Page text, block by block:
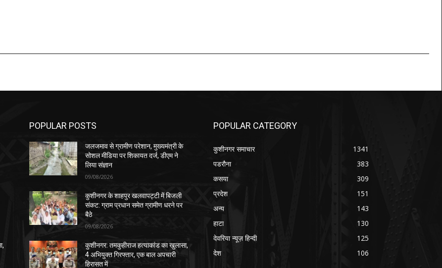
POPULAR POSTS
जलजमाव से ग्रामीण परेशान, मुख्यमंत्री के
सोशल मीडिया पर शिकायत दर्ज, डीएम ने
लिया संज्ञान
09/08/2026
कुशीनगर के शाहपुर खलवापट्टी में बिजली
संकट: ग्राम प्रधान समेत ग्रामीण धरने पर
बैठे
09/08/2026
कुशीनगर: तमकुहीराज हत्याकांड का खुलासा,
4 अभियुक्त गिरफ्तार, एक बाल अपचारी
हिरासत में
POPULAR CATEGORY
कुशीनगर समाचार
1341
पडरौना
383
कसया
309
प्रदेश
151
अन्य
143
हाटा
130
देवरिया न्यूज़ हिन्दी
125
देश
106